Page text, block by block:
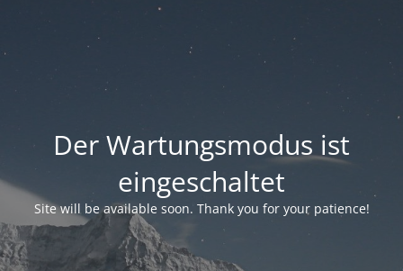
Der Wartungsmodus ist
eingeschaltet
Site will be available soon. Thank you for your patience!